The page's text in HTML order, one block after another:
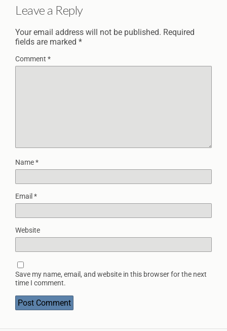
Leave a Reply
Your email address will not be published. Required
fields are marked *
Comment *
Name*
Email *
Website
Save my name, email, and website in this browser for the next
time I comment.